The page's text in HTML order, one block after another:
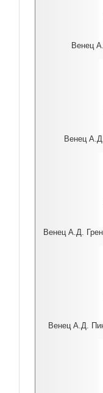
Венец
Венец
Венец А.Д.
Венец А.Д.